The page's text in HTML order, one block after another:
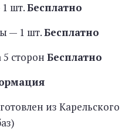
шт.Бесплатно
— 1 шт.Бесплатно
сторон Бесплатно
из Карельского